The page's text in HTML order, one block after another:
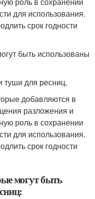
для использования.
срок годности
быть использованы
туши для ресниц.
добавляются в
разложения и
роль в сохранении
для использования.
срок годности
могут быть